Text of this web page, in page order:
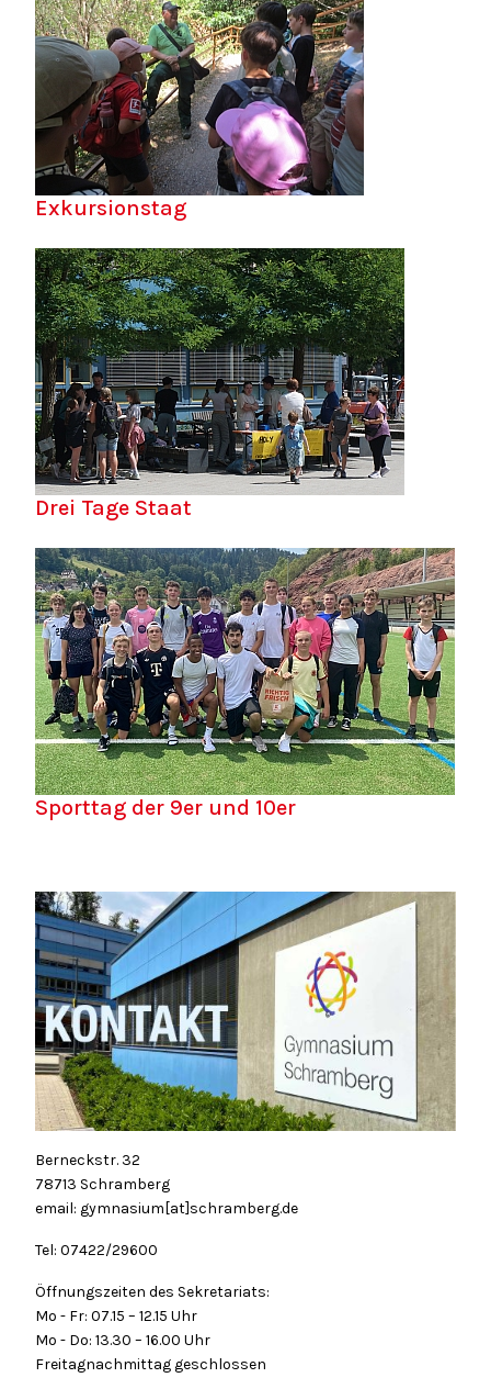
Exkursionstag
Drei Tage Staat
Sporttag der 9er und 10er
Berneckstr. 32
78713 Schramberg
email: gymnasium[at]schramberg.de
Tel: 07422/29600
Öffnungszeiten des Sekretariats:
Mo - Fr: 07.15 – 12.15 Uhr
Mo - Do: 13.30 – 16.00 Uhr
Freitagnachmittag geschlossen